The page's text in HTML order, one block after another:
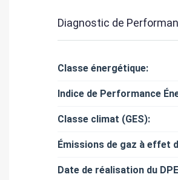
Diagnostic de
Classe énergétique:
Indice de Performance
Classe climat (GES):
Émissions de gaz à effet
Date de réalisation du